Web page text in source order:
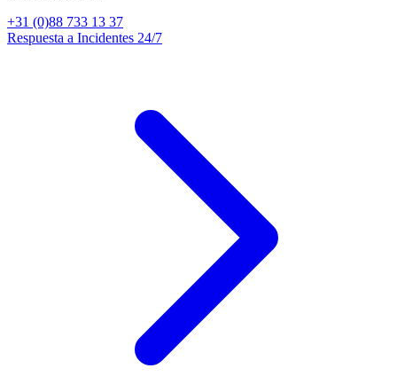
+31 (0)88 733 13 37
Respuesta a Incidentes 24/7